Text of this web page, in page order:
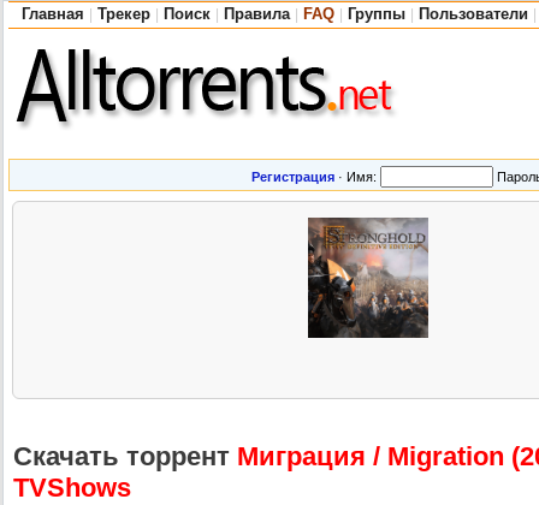
Главная Трекер Поиск Правила FAQ Группы Пользователи
Регистрация · Имя:
Скачать торрент Миграция / Migration
TVShows